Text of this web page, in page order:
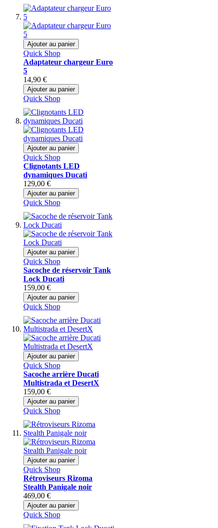
Ajouter au panier
Quick Shop
Adaptateur chargeur Euro
5
14,90 €
Ajouter au panier
Quick Shop
Ajouter au panier
Quick Shop
Clignotants LED
dynamiques Ducati
129,00 €
Ajouter au panier
Quick Shop
Ajouter au panier
Quick Shop
Sacoche de réservoir Tank
Lock Ducati
159,00 €
Ajouter au panier
Quick Shop
Ajouter au panier
Quick Shop
Sacoche arrière Ducati
Multistrada et DesertX
159,00 €
Ajouter au panier
Quick Shop
Ajouter au panier
Quick Shop
Rétroviseurs Rizoma
Stealth Panigale noir
469,00 €
Ajouter au panier
Quick Shop